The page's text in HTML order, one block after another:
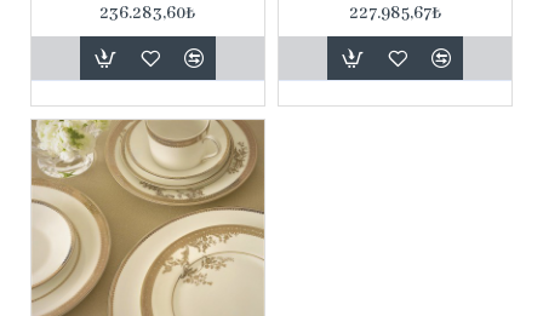
236.283,60₺
227.985,67₺